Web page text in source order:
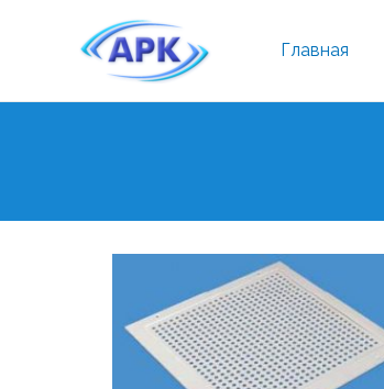
Главная